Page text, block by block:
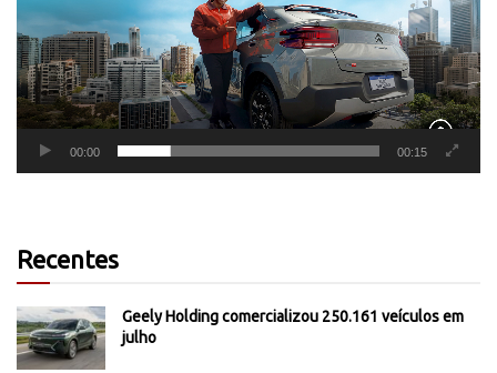
00:00 00:15
Recentes
Geely Holding comercializou 250.161 veículos em
julho